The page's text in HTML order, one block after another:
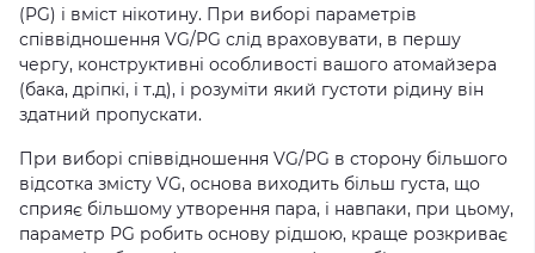
(PG) і вміст нікотину. При виборі параметрів
співвідношення VG/PG слід враховувати, в першу
чергу, конструктивні особливості вашого атомайзера
(бака, дріпкі, і т.д), і розуміти який густоти рідину він
здатний пропускати.
При виборі співвідношення VG/PG в сторону більшого
відсотка змісту VG, основа виходить більш густа, що
сприяє більшому утворення пара, і навпаки, при цьому,
параметр PG робить основу рідшою, краще розкриває